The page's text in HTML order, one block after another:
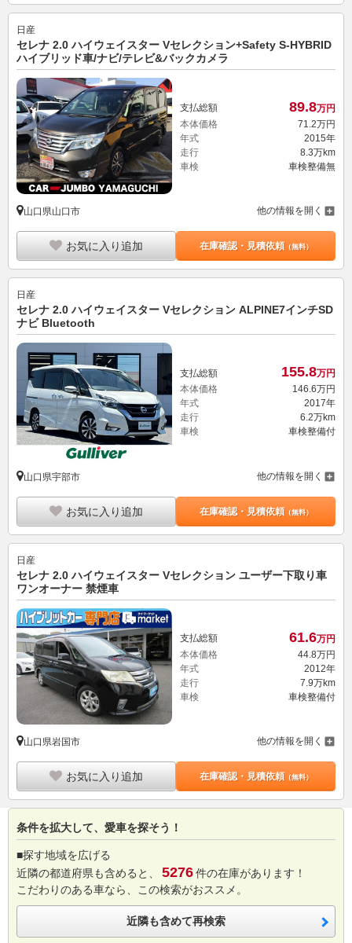
日産
セレナ 2.0 ハイウェイスター Vセレクション+Safety S-HYBRID
ハイブリッド車/ナビ/テレビ&バックカメラ
支払総額 89.8万円
本体価格
71. 2万円
年式
2015年
走行
8.3万km
車検
車検整備無
山口県山口市 他の情報を開く
お気に入り追加 在庫確認・見積依頼（無料）
日産
セレナ 2.0 ハイウェイスター Vセレクション ALPINE7インチSD
ナビ Bluetooth
支払総額 155.8万円
本体価格
146.6万円
年式
2017年
走行
6.2万km
車検
車検整備付
山口県宇部市 他の情報を開く
お気に入り追加 在庫確認・見積依頼（無料）
日産
セレナ 2.0 ハイウェイスター Vセレクション ユーザー下取り車
ワンオーナー 禁煙車
支払総額 61.6万円
本体価格
44. 8万円
年式
2012年
走行
7.9万km
車検
車検整備付
山口県岩国市 他の情報を開く
お気に入り追加 在庫確認・見積依頼（無料）
条件を拡大して、愛車を探そう！
■探す地域を広げる
近隣の都道府県も含めると、
5276件の在庫があります！
こだわりのある車なら、この検索がおススメ。
近隣も含めて再検索